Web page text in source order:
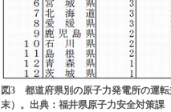
図3 都道府県別の原子力発電所の運転
末）。出典：福井県原子力安全対策課